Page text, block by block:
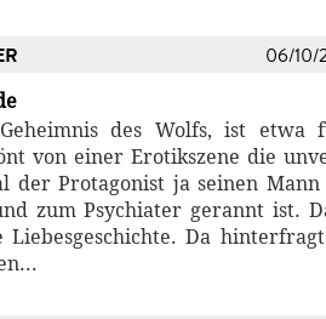
06/10/
des Wolfs, ist etwa
von einer Erotikszene die
der Protagonist ja seinen
zum Psychiater gerannt ist.
Liebesgeschichte. Da